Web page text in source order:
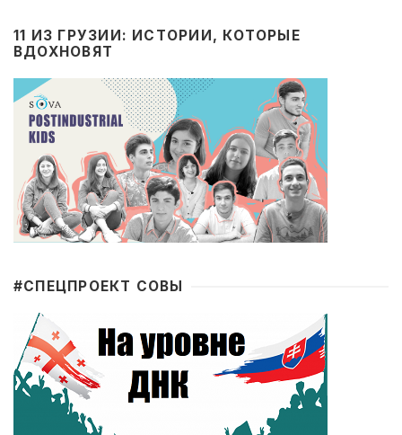
11 ИЗ ГРУЗИИ: ИСТОРИИ, КОТОРЫЕ
ВДОХНОВЯТ
#CПЕЦПРОЕКТ СОВЫ